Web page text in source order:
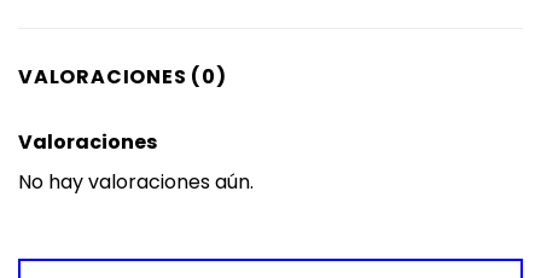
VALORACIONES (0)
Valoraciones
No hay valoraciones aún.